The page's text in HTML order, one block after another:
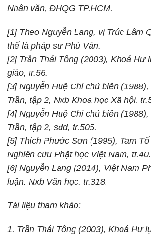
Nhân văn, ĐHQG TP.HCM.
[1] Theo Nguyễn Lang, vị Trúc Lâm
thể là pháp sư Phù Vân.
[2] Trần Thái Tông (2003), Khoá Hư
giáo, tr.56.
[3] Nguyễn Huệ Chi chủ biên
Trần, tập 2, Nxb Khoa học Xã hội,
[4] Nguyễn Huệ Chi chủ biên
Trần, tập 2, sđd, tr.505.
[5] Thích Phước Sơn (1995), Tam
Nghiên cứu Phật học Việt Nam, tr.40.
[6] Nguyễn Lang (2014), Việt Nam
luận, Nxb Văn học, tr.318.
Tài liệu tham khảo:
1. Trần Thái Tông (2003), Khoá Hư